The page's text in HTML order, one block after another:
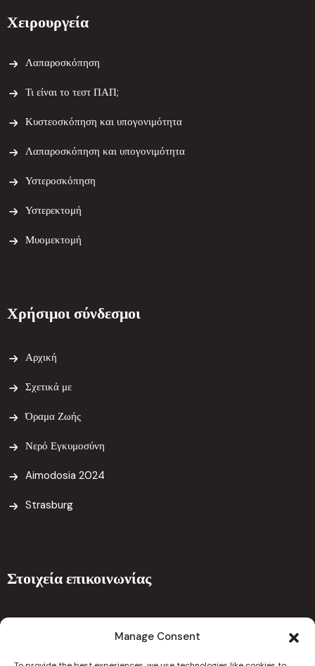
Manage Consent
Χειρουργεία
Λαπαροσκόπηση
Τι είναι το τεστ ΠΑΠ;
Κυστεοσκόπηση και υπογονιμότητα
Λαπαροσκόπηση και υπογονιμότητα
Υστεροσκόπηση
Υστερεκτομή
Μυομεκτομή
Χρήσιμοι σύνδεσμοι
Αρχική
Σχετικά με
Όραμα Ζωής
Νερό Εγκυμοσύνη
Aimodosia 2024
Strasburg
Στοιχεία επικοινωνίας